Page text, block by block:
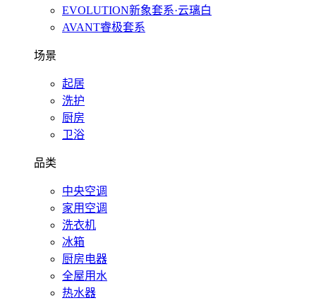
EVOLUTION新象套系·云璃白
AVANT睿极套系
场景
起居
洗护
厨房
卫浴
品类
中央空调
家用空调
洗衣机
冰箱
厨房电器
全屋用水
热水器